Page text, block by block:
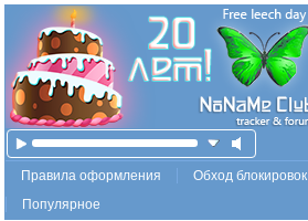
Правила оформления
Обход блокировок
Популярное